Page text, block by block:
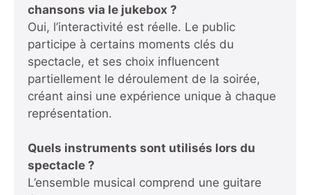
chansons via le jukebox ?
Oui, l’interactivité est réelle. Le public
participe à certains moments clés du
spectacle, et ses choix influencent
partiellement le déroulement de la soirée,
créant ainsi une expérience unique à chaque
représentation.
Quels instruments sont utilisés lors du
spectacle ?
L’ensemble musical comprend une guitare